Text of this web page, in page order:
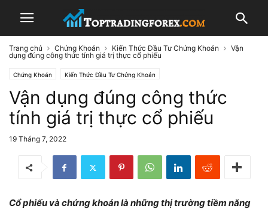
Trang chủ Chứng Khoán Kiến Thức Đầu Tư Chứng Khoán
Vận
dụng đúng công thức tính giá trị thực cổ phiếu
Chứng Khoán Kiến Thức Đầu Tư Chứng Khoán
Vận dụng đúng công thức
tính giá trị thực cổ phiếu
19 Tháng 7, 2022
Cổ phiếu và chứng khoán là những thị trường tiềm năng